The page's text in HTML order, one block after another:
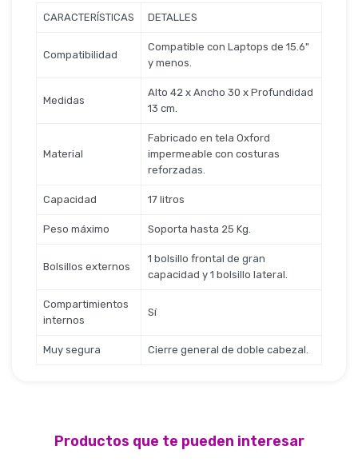
CARACTERÍSTICAS DETALLES
Compatibilidad
Compatible con Laptops de 15.6"
y menos.
Medidas
Alto 42 x Ancho 30 x Profundidad
13 cm.
Material
Fabricado en tela Oxford
impermeable con costuras
reforzadas.
Capacidad 17 litros
Peso máximo Soporta hasta 25 Kg.
Bolsillos externos
1 bolsillo frontal de gran
capacidad y 1 bolsillo lateral.
Compartimientos
internos
Sí
Muy segura Cierre general de doble cabezal.
Productos que te pueden interesar
Limpieza Profesional